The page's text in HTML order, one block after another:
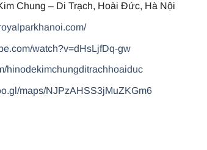
Chung – Di Trạch, Hoài Đức, Hà Nội
watch?v=dHsLjfDq-gw
hinodekimchungditrachhoaiduc
maps/NJPzAHSS3jMuZKGm6